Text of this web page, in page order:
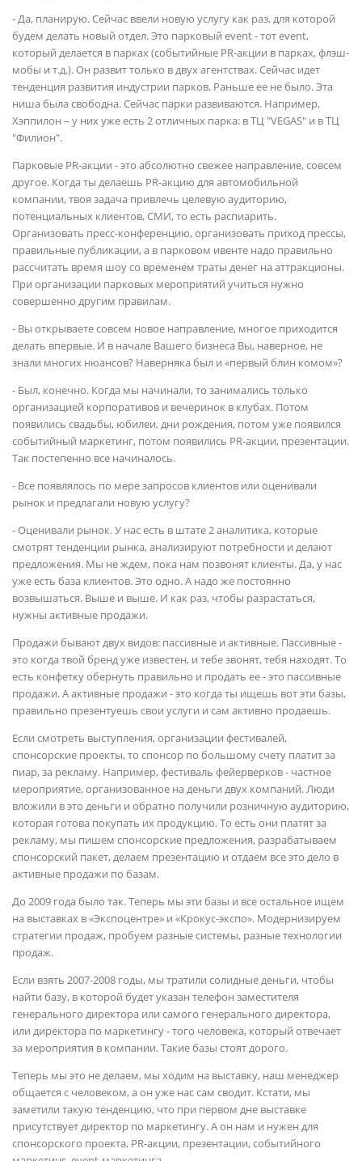
- Да, планирую. Сейчас ввели новую услугу как раз, для которой
будем делать новый отдел. Это парковый event - тот event,
который делается в парках (событийные PR-акции в парках, флэш-
мобы и т.д.). Он развит только в двух агентствах. Сейчас идет
тенденция развития индустрии парков. Раньше ее не было. Эта
ниша была свободна. Сейчас парки развиваются. Например,
Хэппилон – у них уже есть 2 отличных парка: в ТЦ "VEGAS" и в ТЦ
"Филион".
Парковые PR-акции - это абсолютно свежее направление, совсем
другое. Когда ты делаешь PR-акцию для автомобильной
компании, твоя задача привлечь целевую аудиторию,
потенциальных клиентов, СМИ, то есть распиарить.
Организовать пресс-конференцию, организовать приход прессы,
правильные публикации, а в парковом ивенте надо правильно
рассчитать время шоу со временем траты денег на аттракционы.
При организации парковых мероприятий учиться нужно
совершенно другим правилам.
- Вы открываете совсем новое направление, многое приходится
делать впервые. И в начале Вашего бизнеса Вы, наверное, не
знали многих нюансов? Наверняка был и «первый блин комом»?
- Был, конечно. Когда мы начинали, то занимались только
организацией корпоративов и вечеринок в клубах. Потом
появились свадьбы, юбилеи, дни рождения, потом уже появился
событийный маркетинг, потом появились PR-акции, презентации.
Так постепенно все начиналось.
- Все появлялось по мере запросов клиентов или оценивали
рынок и предлагали новую услугу?
- Оценивали рынок. У нас есть в штате 2 аналитика, которые
смотрят тенденции рынка, анализируют потребности и делают
предложения. Мы не ждем, пока нам позвонят клиенты. Да, у нас
уже есть база клиентов. Это одно. А надо же постоянно
возвышаться. Выше и выше. И как раз, чтобы разрастаться,
нужны активные продажи.
Продажи бывают двух видов: пассивные и активные. Пассивные -
это когда твой бренд уже известен, и тебе звонят, тебя находят. То
есть конфетку обернуть правильно и продать ее - это пассивные
продажи. А активные продажи - это когда ты ищешь вот эти базы,
правильно презентуешь свои услуги и сам активно продаешь.
Если смотреть выступления, организации фестивалей,
спонсорские проекты, то спонсор по большому счету платит за
пиар, за рекламу. Например, фестиваль фейерверков - частное
мероприятие, организованное на деньги двух компаний. Люди
вложили в это деньги и обратно получили розничную аудиторию,
которая готова покупать их продукцию. То есть они платят за
рекламу, мы пишем спонсорские предложения, разрабатываем
спонсорский пакет, делаем презентацию и отдаем все это дело в
активные продажи по базам.
До 2009 года было так. Теперь мы эти базы и все остальное ищем
на выставках в «Экспоцентре» и «Крокус-экспо». Модернизируем
стратегии продаж, пробуем разные системы, разные технологии
продаж.
Если взять 2007-2008 годы, мы тратили солидные деньги, чтобы
найти базу, в которой будет указан телефон заместителя
генерального директора или самого генерального директора,
или директора по маркетингу - того человека, который отвечает
за мероприятия в компании. Такие базы стоят дорого.
Теперь мы это не делаем, мы ходим на выставку, наш менеджер
общается с человеком, а он уже нас сам сводит. Кстати, мы
заметили такую тенденцию, что при первом дне выставке
присутствует директор по маркетингу. А он нам и нужен для
спонсорского проекта, PR-акции, презентации, событийного